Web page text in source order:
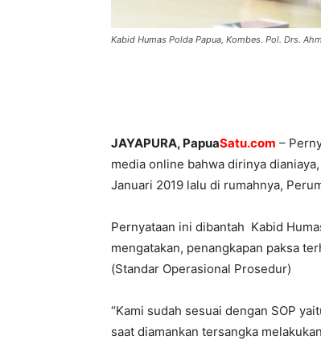
Kabid Humas Polda Papua, Kombes. Pol. Drs.
JAYAPURA, PapuaSatu.com –
media online bahwa dirinya
Januari 2019 lalu di rumahnya,
Pernyataan ini dibantah Kabid
mengatakan, penangkapan paksa
(Standar Operasional Prosedur)
“Kami sudah sesuai dengan SOP
saat diamankan tersangka